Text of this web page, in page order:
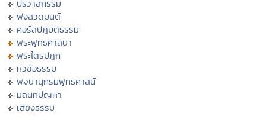
ปริวาสกรรม
ฟังสวดมนต์
คอร์สปฏิบัติธรรม
พระพุทธศาสนา
พระไตรปิฏก
หัวข้อธรรม
พจนานุกรมพุทธศาสน์
มิลินทปัญหา
เสียงธรรม